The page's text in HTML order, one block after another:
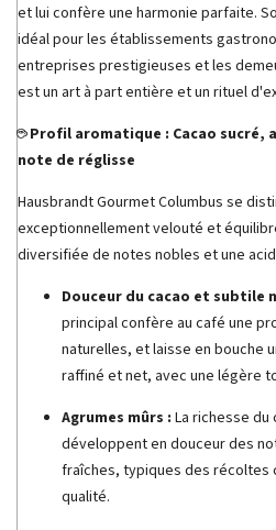
et lui confère une harmonie parfaite.
idéal pour les établissements
entreprises prestigieuses et les
est un art à part entière et un rituel
☕ Profil aromatique : Cacao sucré,
note de réglisse
Hausbrandt Gourmet Columbus se
exceptionnellement velouté et
diversifiée de notes nobles et une
Douceur du cacao et subtile
principal confère au café une
naturelles, et laisse en bouche
raffiné et net, avec une légère
Agrumes mûrs : La richesse
développent en douceur des
fraîches, typiques des récoltes
qualité.